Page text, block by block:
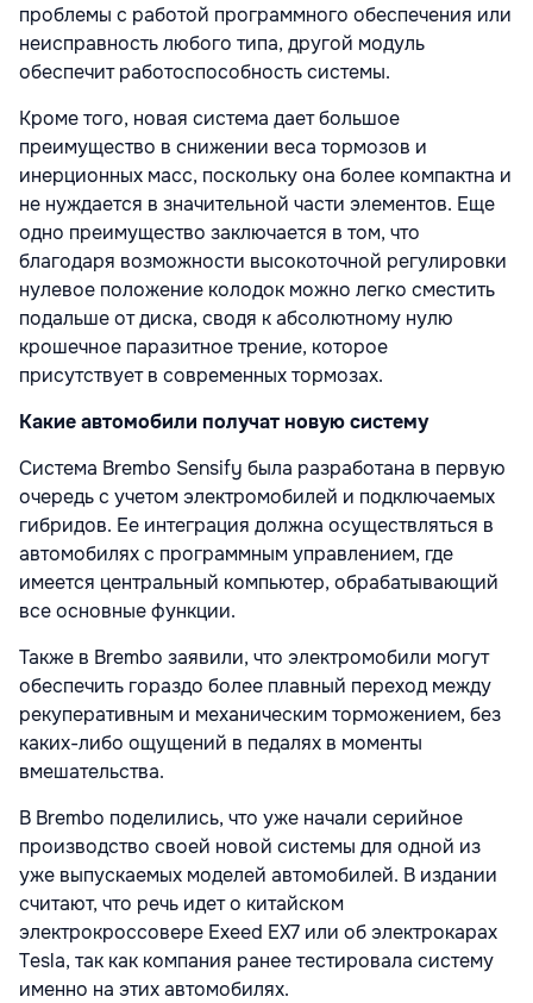
проблемы с работой программного обеспечения или
неисправность любого типа, другой модуль
обеспечит работоспособность системы.
Кроме того, новая система дает большое
преимущество в снижении веса тормозов и
инерционных масс, поскольку она более компактна и
не нуждается в значительной части элементов. Еще
одно преимущество заключается в том, что
благодаря возможности высокоточной регулировки
нулевое положение колодок можно легко сместить
подальше от диска, сводя к абсолютному нулю
крошечное паразитное трение, которое
присутствует в современных тормозах.
Какие автомобили получат новую систему
Система Brembo Sensify была разработана в первую
очередь с учетом электромобилей и подключаемых
гибридов. Ее интеграция должна осуществляться в
автомобилях с программным управлением, где
имеется центральный компьютер, обрабатывающий
все основные функции.
Также в Brembo заявили, что электромобили могут
обеспечить гораздо более плавный переход между
рекуперативным и механическим торможением, без
каких-либо ощущений в педалях в моменты
вмешательства.
В Brembo поделились, что уже начали серийное
производство своей новой системы для одной из
уже выпускаемых моделей автомобилей. В издании
считают, что речь идет о китайском
электрокроссовере Exeed EX7 или об электрокарах
Tesla, так как компания ранее тестировала систему
именно на этих автомобилях.